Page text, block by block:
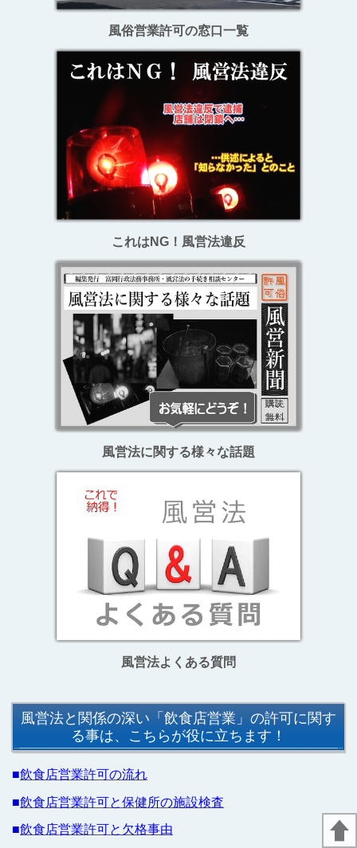
風俗営業許可の窓口一覧
これはNG！風営法違反
風営法に関する様々な話題
風営法よくある質問
風営法と関係の深い「飲食店営業」の許可に関す
る事は、こちらが役に立ちます！
■飲食店営業許可の流れ
■飲食店営業許可と保健所の施設検査
■飲食店営業許可と欠格事由